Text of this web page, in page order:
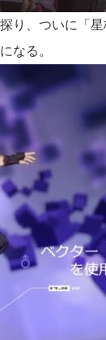
、ついに「星
なる。